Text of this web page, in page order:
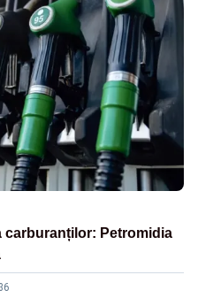
carburanților: Petromidia